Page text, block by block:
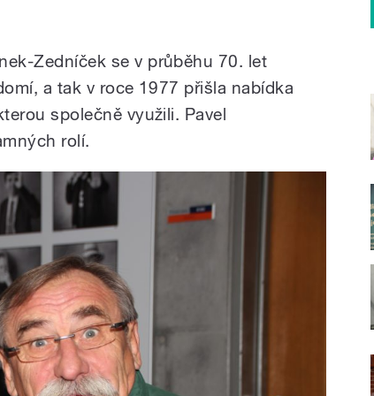
Zedníček se v průběhu 70. let
a tak v roce 1977 přišla nabídka
společně využili. Pavel
rolí.